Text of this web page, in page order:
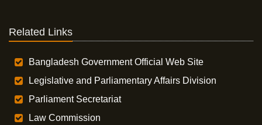
Related Links
Bangladesh Government Official Web Site
Legislative and Parliamentary Affairs Division
Parliament Secretariat
Law Commission